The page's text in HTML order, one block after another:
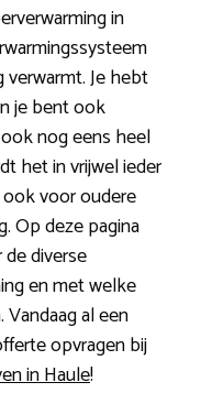
in
Je hebt
je bent ook
nog eens heel
het in vrijwel ieder
voor oudere
Op deze pagina
diverse
en met welke
al een
opvragen bij
in Haule!